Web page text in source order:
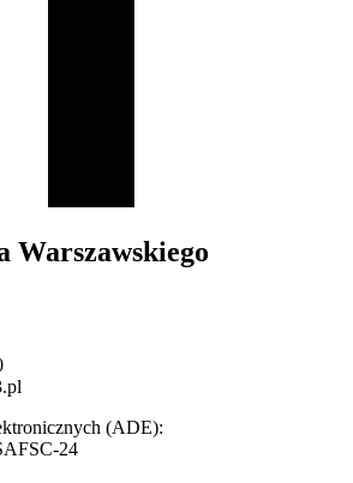
Warszawskiego
(ADE):
24